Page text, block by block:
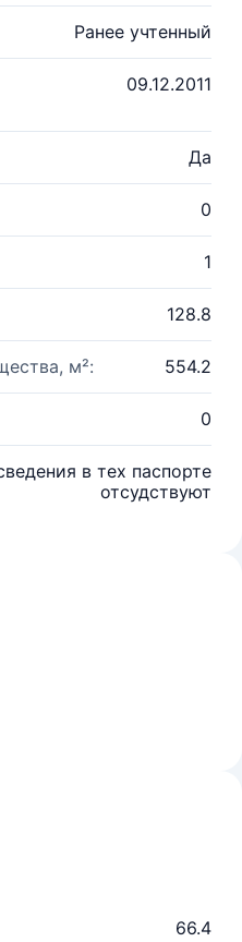
Ранее учтенный
09.12.2011
Да
0
1
128.8
м²: 554.2
0
в тех паспорте
отсудствуют
66.4